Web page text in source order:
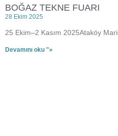
BOĞAZ TEKNE FUARI
28 Ekim 2025
25 Ekim–2 Kasım 2025Ataköy
Devamını oku "»